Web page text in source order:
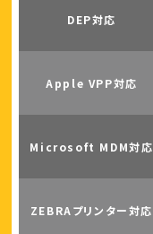
DEP対応
Apple VPP対応
Microsoft MDM対応
ZEBRAプリンター対応